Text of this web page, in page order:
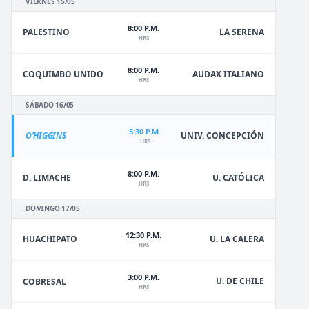
PALESTINO 8:00 P.M.
HRS LA SERENA
COQUIMBO UNIDO 8:00 P.M.
HRS AUDAX ITALIANO
SÁBADO 16/05
O'HIGGINS 5:30 P.M.
HRS UNIV. CONCEPCIÓN
D. LIMACHE 8:00 P.M.
HRS U. CATÓLICA
DOMINGO 17/05
HUACHIPATO 12:30 P.M.
HRS U. LA CALERA
COBRESAL 3:00 P.M.
HRS U. DE CHILE